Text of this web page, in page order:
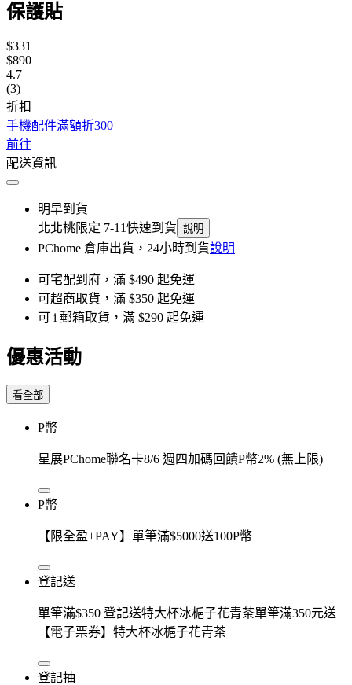
保護貼
$331
$890
4.7
(3)
折扣
手機配件滿額折300
前往
配送資訊
明早到貨
北北桃限定 7-11快速到貨 說明
PChome 倉庫出貨，24小時到貨說明
可宅配到府，滿 $490 起免運
可超商取貨，滿 $350 起免運
可 i 郵箱取貨，滿 $290 起免運
優惠活動
看全部
P幣
星展PChome聯名卡8/6 週四加碼回饋P幣2% (無上限)
P幣
【限全盈+PAY】單筆滿$5000送100P幣
登記送
單筆滿$350 登記送特大杯冰梔子花青茶單筆滿350元送
【電子票券】特大杯冰梔子花青茶
登記抽